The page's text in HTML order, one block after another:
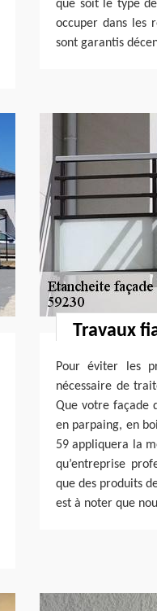
que soit le type
occuper dans les
sont garantis
Travaux
Pour éviter les
nécessaire de
Que votre façade
en parpaing, en
59 appliquera la
qu’entreprise
que des produits
est à noter que